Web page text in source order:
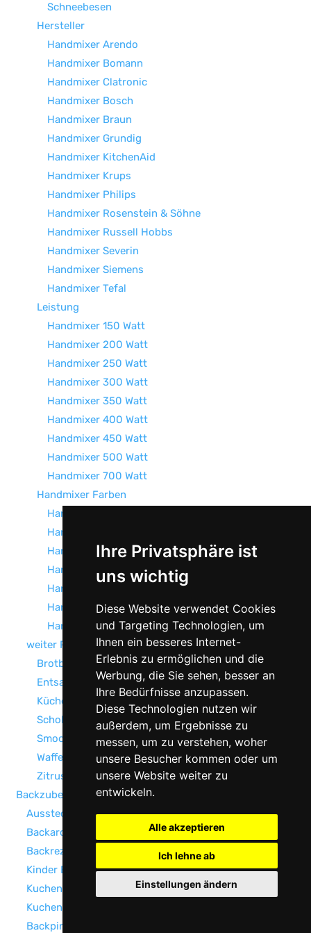
Ihre Privatsphäre ist
uns wichtig
Diese Website verwendet Cookies
und Targeting Technologien, um
Ihnen ein besseres Internet-
Erlebnis zu ermöglichen und die
Werbung, die Sie sehen, besser an
Ihre Bedürfnisse anzupassen.
Diese Technologien nutzen wir
außerdem, um Ergebnisse zu
messen, um zu verstehen, woher
unsere Besucher kommen oder um
unsere Website weiter zu
entwickeln.
Alle akzeptieren
Ich lehne ab
Einstellungen ändern
Schneebesen
Hersteller
Handmixer Arendo
Handmixer Bomann
Handmixer Clatronic
Handmixer Bosch
Handmixer Braun
Handmixer Grundig
Handmixer KitchenAid
Handmixer Krups
Handmixer Philips
Handmixer Rosenstein & Söhne
Handmixer Russell Hobbs
Handmixer Severin
Handmixer Siemens
Handmixer Tefal
Leistung
Handmixer 150 Watt
Handmixer 200 Watt
Handmixer 250 Watt
Handmixer 300 Watt
Handmixer 350 Watt
Handmixer 400 Watt
Handmixer 450 Watt
Handmixer 500 Watt
Handmixer 700 Watt
Handmixer Farben
Handmixer Gelb
Handmixer Grün
Handmixer Pink
Handmixer Rot
Handmixer Schwarz
Handmixer Silber
Handmixer Weiß
weiter Produkte
Brotbackautomat
Entsafter & Saftpresse
Küchenmaschine zum Backen
Schokoladenfondue
Smoothie Maker & Standmixer
Waffeleisen & Waffelautomat
Zitruspresse & Limettenpresse
Backzubehör
Ausstechformen
Backaroma
Backrezepte
Kinder Backset
Kuchenbox
Kuchenkerzen
Backpinsel